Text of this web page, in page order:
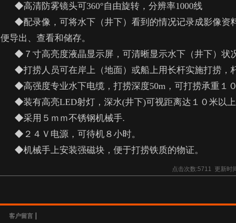
◆高清防雾镜头可360°自由旋转，分辨率1000线
◆配录像，可将水下（井下）看到的情况记录成影像资
便导出、查看和储存。
◆ ７寸高亮度液晶显示屏 ，可清晰显示水下（井下）状
◆打捞人员可在岸上（地面）或船上用长杆实施打捞，
◆高强度专业水下电缆 ，打捞深度50m ，可打捞承重１
◆装有高亮LED射灯，深水(井下)可视距离达１０米以上
◆采用 ５ｍｍ不锈钢机械手.
◆２４Ｖ电源，可待机８小时。
◆机械手上安装强磁块，便于打捞铁质的物证。
点击次数:5711 更新时
客户留言